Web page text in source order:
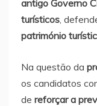
antigo Governo
turísticos ,
património
Na questão da
os candidatos
de reforçar a